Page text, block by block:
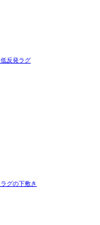
低反発ラグ
ラグの下敷き